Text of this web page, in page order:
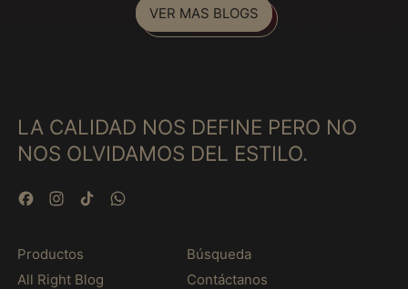
VER MAS BLOGS
LA CALIDAD NOS DEFINE PERO NO
NOS OLVIDAMOS DEL ESTILO.
FacebookInstagram
TikTokWhatsApp
Productos
All Right Blog
Búsqueda
Contáctanos
Georgia (MXN $)
Ghana (MXN $)
Gibraltar (MXN $)
Grecia (MXN $)
Groenlandia (MXN $)